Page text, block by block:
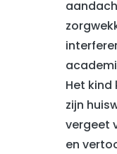
Het
zijn
vergeet
en